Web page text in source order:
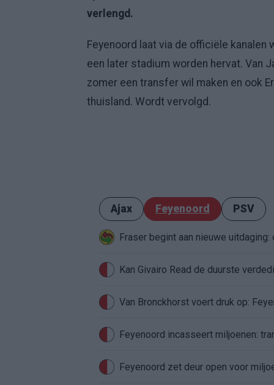
verlengd.
Feyenoord laat via de officiële
een later stadium worden hervat. Van
zomer een transfer wil maken en ook
thuisland. Wordt vervolgd.
Ajax Feyenoord PSV
Fraser begint aan nieuwe
Van Bronckhorst voert druk op:
Feyenoord incasseert miljoenen:
Feyenoord zet deur open voor